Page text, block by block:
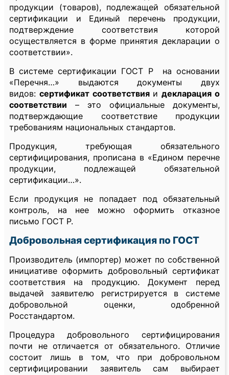
продукции (товаров), подлежащей обязательной
сертификации и Единый перечень продукции,
подтверждение соответствия которой
осуществляется в форме принятия декларации о
соответствии».
В системе сертификации ГОСТ Р на основании
«Перечня…» выдаются документы двух
видов: сертификат соответствияидекларация о
соответствии – это официальные документы,
подтверждающие соответствие продукции
требованиям национальных стандартов.
Продукция, требующая обязательного
сертифицирования, прописана в «Едином перечне
продукции, подлежащей обязательной
сертификации…».
Если продукция не попадает под обязательный
контроль, на нее можно оформить отказное
письмо ГОСТ Р.
Добровольная сертификация по ГОСТ
Производитель (импортер) может по собственной
инициативе оформить добровольный сертификат
соответствия на продукцию. Документ перед
выдачей заявителю регистрируется в системе
добровольной оценки, одобренной
Росстандартом.
Процедура добровольного сертифицирования
почти не отличается от обязательного. Отличие
состоит лишь в том, что при добровольном
сертифицировании заявитель сам выбирает